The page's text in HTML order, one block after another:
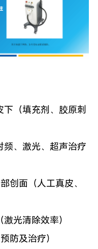
（填充剂、胶原刺
、激光、超声治疗
创面（人工真皮、
光清除效率）
防及治疗）